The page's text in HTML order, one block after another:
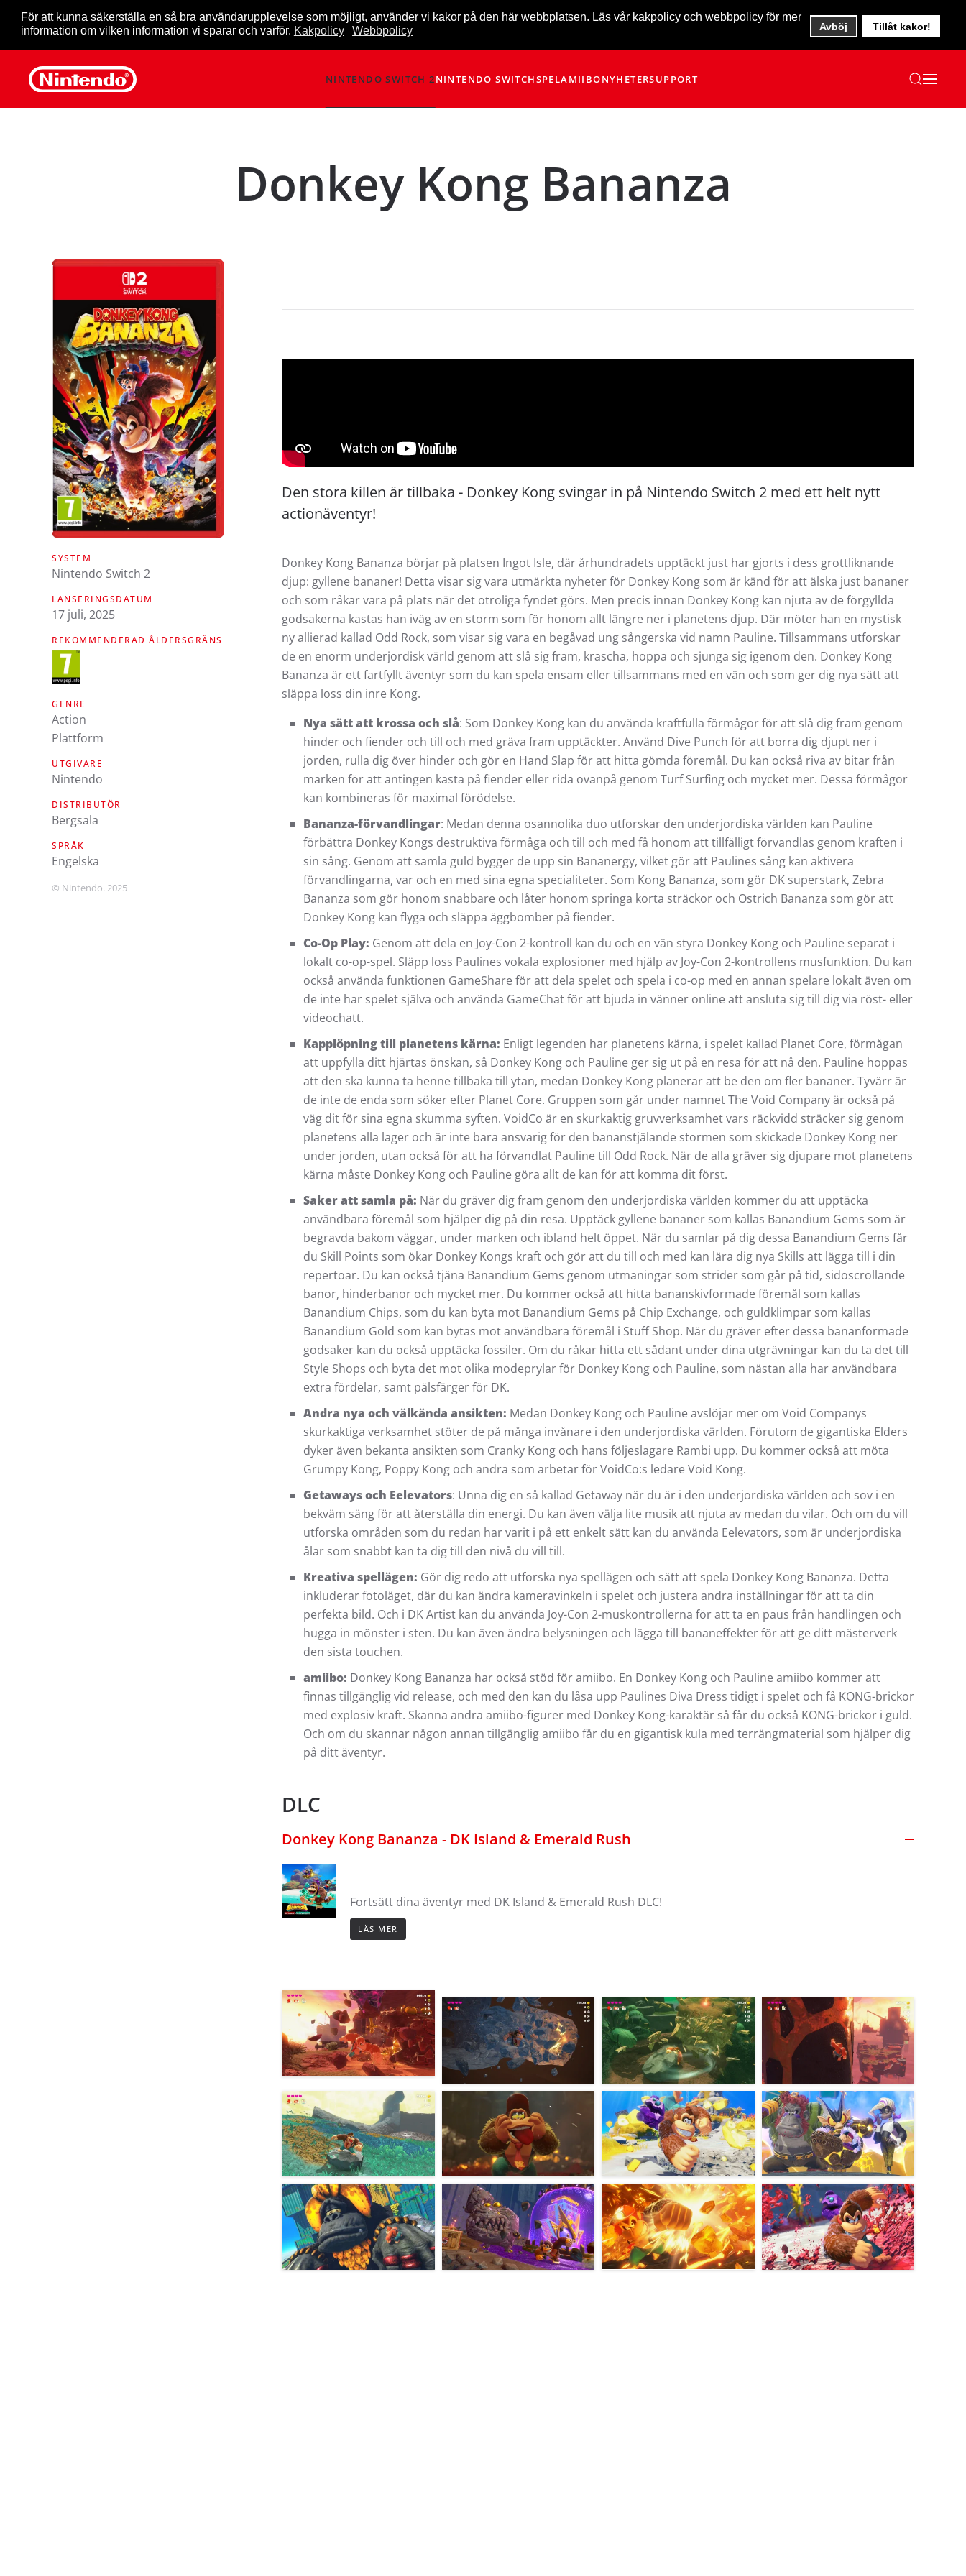
För att kunna säkerställa en så bra användarupplevelse som möjligt, använder vi kakor på den här webbplatsen. Läs vår kakpolicy och webbpolicy för mer
information om vilken information vi sparar och varför. Kakpolicy Webbpolicy Avböj Tillåt kakor!
Skip to main content
NINTENDO SWITCH 2NINTENDO SWITCHSPELAMIIBONYHETERSUPPORT
Donkey Kong Bananza
SYSTEM
Nintendo Switch 2
LANSERINGSDATUM
17 juli, 2025
REKOMMENDERAD ÅLDERSGRÄNS
GENRE
Action
Plattform
UTGIVARE
Nintendo
DISTRIBUTÖR
Bergsala
SPRÅK
engelska
© Nintendo. 2025
Den stora killen är tillbaka - Donkey Kong svingar in på Nintendo Switch 2 med ett helt nytt
actionäventyr!
Donkey Kong Bananza börjar på platsen Ingot Isle, där århundradets upptäckt just har gjorts i dess grottliknande
djup: gyllene bananer! Detta visar sig vara utmärkta nyheter för Donkey Kong som är känd för att älska just bananer
och som råkar vara på plats när det otroliga fyndet görs. Men precis innan Donkey Kong kan njuta av de förgyllda
godsakerna kastas han iväg av en storm som för honom allt längre ner i planetens djup. Där möter han en mystisk
ny allierad kallad Odd Rock, som visar sig vara en begåvad ung sångerska vid namn Pauline. Tillsammans utforskar
de en enorm underjordisk värld genom att slå sig fram, krascha, hoppa och sjunga sig igenom den. Donkey Kong
Bananza är ett fartfyllt äventyr som du kan spela ensam eller tillsammans med en vän och som ger dig nya sätt att
släppa loss din inre Kong.
Nya sätt att krossa och slå: Som Donkey Kong kan du använda kraftfulla förmågor för att slå dig fram genom
hinder och fiender och till och med gräva fram upptäckter. Använd Dive Punch för att borra dig djupt ner i
jorden, rulla dig över hinder och gör en Hand Slap för att hitta gömda föremål. Du kan också riva av bitar från
marken för att antingen kasta på fiender eller rida ovanpå genom Turf Surfing och mycket mer. Dessa förmågor
kan kombineras för maximal förödelse.
Bananza-förvandlingar: Medan denna osannolika duo utforskar den underjordiska världen kan Pauline
förbättra Donkey Kongs destruktiva förmåga och till och med få honom att tillfälligt förvandlas genom kraften i
sin sång. Genom att samla guld bygger de upp sin Bananergy, vilket gör att Paulines sång kan aktivera
förvandlingarna, var och en med sina egna specialiteter. Som Kong Bananza, som gör DK superstark, Zebra
Bananza som gör honom snabbare och låter honom springa korta sträckor och Ostrich Bananza som gör att
Donkey Kong kan flyga och släppa äggbomber på fiender.
Co-Op Play: Genom att dela en Joy-Con 2-kontroll kan du och en vän styra Donkey Kong och Pauline separat i
lokalt co-op-spel. Släpp loss Paulines vokala explosioner med hjälp av Joy-Con 2-kontrollens musfunktion. Du kan
också använda funktionen GameShare för att dela spelet och spela i co-op med en annan spelare lokalt även om
de inte har spelet själva och använda GameChat för att bjuda in vänner online att ansluta sig till dig via röst- eller
videochatt.
Kapplöpning till planetens kärna: Enligt legenden har planetens kärna, i spelet kallad Planet Core, förmågan
att uppfylla ditt hjärtas önskan, så Donkey Kong och Pauline ger sig ut på en resa för att nå den. Pauline hoppas
att den ska kunna ta henne tillbaka till ytan, medan Donkey Kong planerar att be den om fler bananer. Tyvärr är
de inte de enda som söker efter Planet Core. Gruppen som går under namnet The Void Company är också på
väg dit för sina egna skumma syften. VoidCo är en skurkaktig gruvverksamhet vars räckvidd sträcker sig genom
planetens alla lager och är inte bara ansvarig för den bananstjälande stormen som skickade Donkey Kong ner
under jorden, utan också för att ha förvandlat Pauline till Odd Rock. När de alla gräver sig djupare mot planetens
kärna måste Donkey Kong och Pauline göra allt de kan för att komma dit först.
Saker att samla på: När du gräver dig fram genom den underjordiska världen kommer du att upptäcka
användbara föremål som hjälper dig på din resa. Upptäck gyllene bananer som kallas Banandium Gems som är
begravda bakom väggar, under marken och ibland helt öppet. När du samlar på dig dessa Banandium Gems får
du Skill Points som ökar Donkey Kongs kraft och gör att du till och med kan lära dig nya Skills att lägga till i din
repertoar. Du kan också tjäna Banandium Gems genom utmaningar som strider som går på tid, sidoscrollande
banor, hinderbanor och mycket mer. Du kommer också att hitta bananskivformade föremål som kallas
Banandium Chips, som du kan byta mot Banandium Gems på Chip Exchange, och guldklimpar som kallas
Banandium Gold som kan bytas mot användbara föremål i Stuff Shop. När du gräver efter dessa bananformade
godsaker kan du också upptäcka fossiler. Om du råkar hitta ett sådant under dina utgrävningar kan du ta det till
Style Shops och byta det mot olika modeprylar för Donkey Kong och Pauline, som nästan alla har användbara
extra fördelar, samt pälsfärger för DK.
Andra nya och välkända ansikten: Medan Donkey Kong och Pauline avslöjar mer om Void Companys
skurkaktiga verksamhet stöter de på många invånare i den underjordiska världen. Förutom de gigantiska Elders
dyker även bekanta ansikten som Cranky Kong och hans följeslagare Rambi upp. Du kommer också att möta
Grumpy Kong, Poppy Kong och andra som arbetar för VoidCo:s ledare Void Kong.
Getaways och Eelevators: Unna dig en så kallad Getaway när du är i den underjordiska världen och sov i en
bekväm säng för att återställa din energi. Du kan även välja lite musik att njuta av medan du vilar. Och om du vill
utforska områden som du redan har varit i på ett enkelt sätt kan du använda Eelevators, som är underjordiska
ålar som snabbt kan ta dig till den nivå du vill till.
Kreativa spellägen: Gör dig redo att utforska nya spellägen och sätt att spela Donkey Kong Bananza. Detta
inkluderar fotoläget, där du kan ändra kameravinkeln i spelet och justera andra inställningar för att ta din
perfekta bild. Och i DK Artist kan du använda Joy-Con 2-muskontrollerna för att ta en paus från handlingen och
hugga in mönster i sten. Du kan även ändra belysningen och lägga till bananeffekter för att ge ditt mästerverk
den sista touchen.
amiibo: Donkey Kong Bananza har också stöd för amiibo. En Donkey Kong och Pauline amiibo kommer att
finnas tillgänglig vid release, och med den kan du låsa upp Paulines Diva Dress tidigt i spelet och få KONG-brickor
med explosiv kraft. Skanna andra amiibo-figurer med Donkey Kong-karaktär så får du också KONG-brickor i guld.
Och om du skannar någon annan tillgänglig amiibo får du en gigantisk kula med terrängmaterial som hjälper dig
på ditt äventyr.
DLC
Donkey Kong Bananza - DK Island & Emerald Rush
Fortsätt dina äventyr med DK Island & Emerald Rush DLC!
LÄS MER